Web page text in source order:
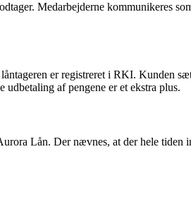
Medarbejderne kommunikeres
er registreret i RKI. Kunden
udbetaling af pengene er et ekstra plus.
Lån. Der nævnes, at der hele